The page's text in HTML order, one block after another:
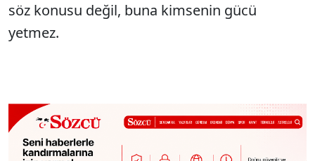
söz konusu değil, buna kimsenin gücü
yetmez.